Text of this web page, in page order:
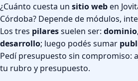
¿Cuánto cuesta un sitio weben
Córdoba? Depende de módulos,
Los tres pilaressuelen ser: dominio,
desarrollo; luego podés sumar
Pedí presupuesto sin compromiso:
tu rubro y presupuesto.